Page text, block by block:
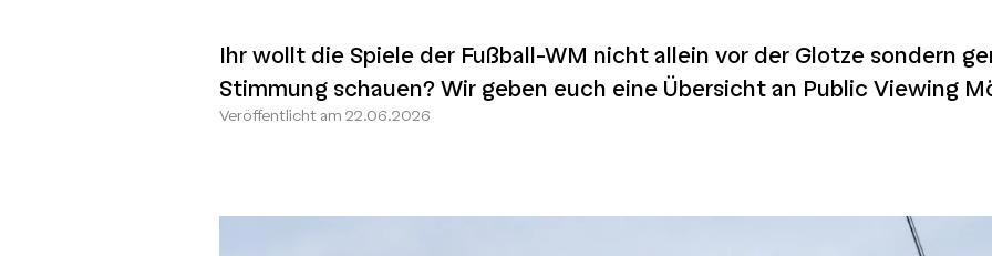
Ihr wollt die Spiele der Fußball-WM nicht allein vor der Glotze sondern
Stimmung schauen? Wir geben euch eine Übersicht an Public Viewing
Veröffentlicht am 22.06.2026